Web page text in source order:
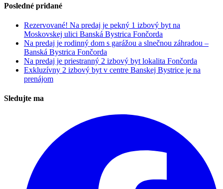
Posledné pridané
Rezervované! Na predaj je pekný 1 izbový byt na
Moskovskej ulici Banská Bystrica Fončorda
Na predaj je rodinný dom s garážou a slnečnou záhradou –
Banská Bystrica Fončorda
Na predaj je priestranný 2 izbový byt lokalita Fončorda
Exkluzívny 2 izbový byt v centre Banskej Bystrice je na
prenájom
Sledujte ma